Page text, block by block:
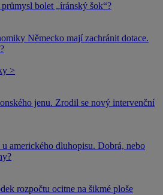
bolet „íránský šok“?
Německo mají zachránit dotace.
>
jenu. Zrodil se nový intervenční
u amerického dluhopisu. Dobrá, nebo
rozpočtu ocitne na šikmé ploše